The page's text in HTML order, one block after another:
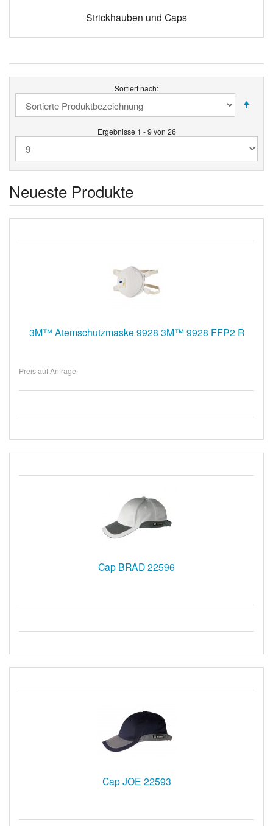
Strickhauben und Caps
Sortiert nach:
Ergebnisse 1 - 9 von 26
Neueste Produkte
3M™ Atemschutzmaske 9928 3M™ 9928 FFP2 R
Preis auf Anfrage
Cap BRAD 22596
Cap JOE 22593